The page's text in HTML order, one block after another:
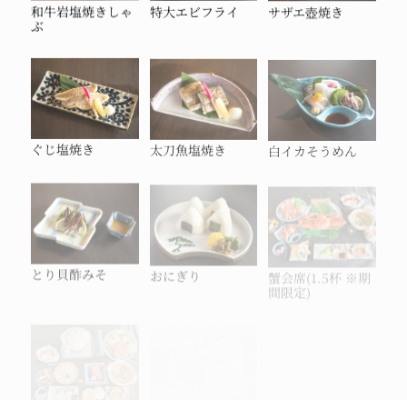
和牛岩塩焼きしゃ
ぶ
特大エビフライ サザエ壺焼き
ぐじ塩焼き 太刀魚塩焼き 白イカそうめん
とり貝酢みそ おにぎり
蟹会席(1.5杯 ※期
間限定)